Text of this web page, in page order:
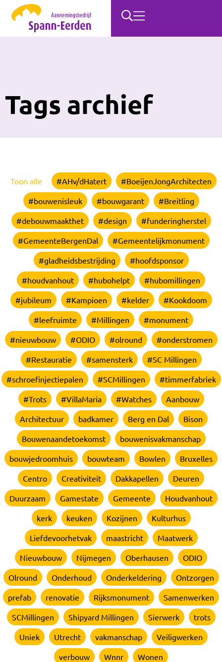
Tags archief
Toon alle #AHv/dHatert
#BoeijenJongArchitecten
#bouwenisleuk
#bouwgarant
#Breitling
#debouwmaakthet
#design
#funderingherstel
#GemeenteBergenDal
#Gemeentelijkmonument
#gladheidsbestrijding
#hoofdsponsor
#houdvanhout
#hubohelpt
#hubomillingen
#jubileum
#Kampioen #kelder
#Kookdoom
#leefruimte
#Millingen
#monument
#nieuwbouw
#ODIO #olround
#onderstromen
#Restauratie
#samensterk
#SC Millingen
#schroefinjectiepalen
#SCMillingen
#timmerfabriek
#Trots
#VillaMaria #Watches
Aanbouw
Architectuur
badkamer Berg en Dal
Bison
Bouwenaandetoekomst
bouwenisvakmanschap
bouwjedroomhuis
bouwteam Bowlen
Bruxelles
Centro
Creativiteit Dakkapellen
Deuren
Duurzaam
Gamestate Gemeente
Houdvanhout
kerk
keuken Kozijnen
Kulturhus
Liefdevoorhetvak
maastricht
Maatwerk
Nieuwbouw
Nijmegen Oberhausen
ODIO
Olround
Onderhoud Onderkeldering
Ontzorgen
prefab
renovatie Rijksmonument
Samenwerken
SCMillingen
Shipyard Millingen Sierwerk
trots
Uniek
Utrecht vakmanschap
Veiligwerken
verbouw
Wnnr Wonen